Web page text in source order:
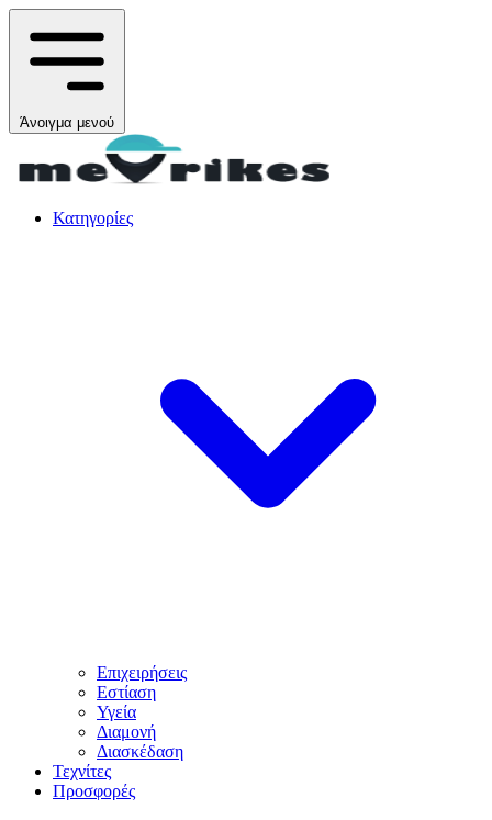
Άνοιγμα μενού
Κατηγορίες
Επιχειρήσεις
Εστίαση
Υγεία
Διαμονή
Διασκέδαση
Τεχνίτες
Προσφορές